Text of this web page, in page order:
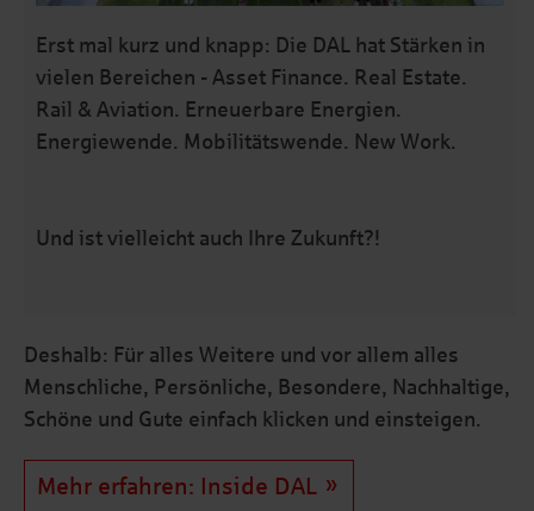
Erst mal kurz und knapp: Die DAL hat Stärken in
vielen Bereichen - Asset Finance. Real Estate.
Rail & Aviation. Erneuerbare Energien.
Energiewende. Mobilitätswende. New Work.
Und ist vielleicht auch Ihre Zukunft?!
Deshalb: Für alles Weitere und vor allem alles
Menschliche, Persönliche, Besondere, Nachhaltige,
Schöne und Gute einfach klicken und einsteigen.
Mehr erfahren: Inside DAL